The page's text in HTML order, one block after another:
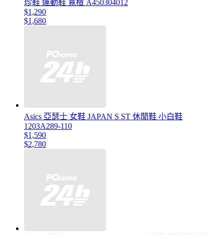
珍鞋 運動鞋 寬楦 A450304012
$1,290
$1,680
Asics 亞瑟士 女鞋 JAPAN S ST 休閒鞋 小白鞋
1203A289-110
$1,590
$2,780